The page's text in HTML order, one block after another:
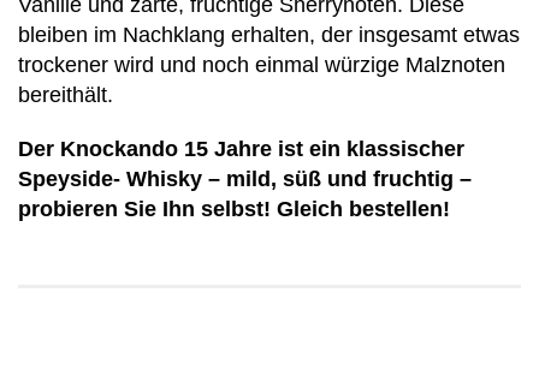
Vanille und zarte, fruchtige Sherrynoten. Diese
bleiben im Nachklang erhalten, der insgesamt etwas
trockener wird und noch einmal würzige Malznoten
bereithält.
Der Knockando 15 Jahre ist ein klassischer
Speyside- Whisky – mild, süß und fruchtig –
probieren Sie Ihn selbst! Gleich bestellen!